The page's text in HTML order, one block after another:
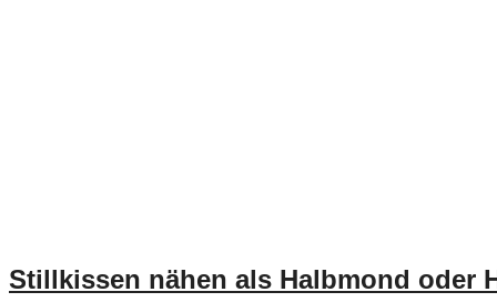
Stillkissen nähen als Halbmond oder